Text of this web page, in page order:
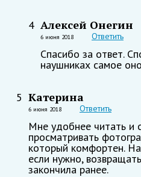
4 Алексей Онегин
6 июня 2018 Ответить
Спасибо за ответ.
наушниках самое
5 Катерина
6 июня 2018 Ответить
Мне удобнее читать и
просматривать
который комфортен.
если нужно,
закончила ранее.